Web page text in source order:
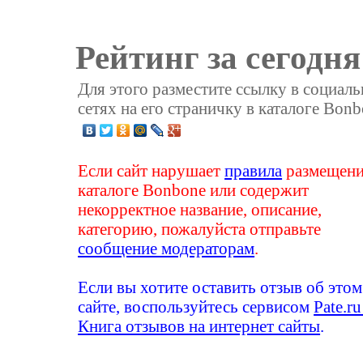
Рейтинг за
Для этого разместите ссылку в
сетях на его страничку в каталоге
Если сайт нарушаетправила
каталоге Bonbone или содержит
некорректное название, описание,
категорию, пожалуйста отправьте
сообщение модераторам
Если вы хотите оставить отзыв об этом
сайте, воспользуйтесь сервисом
Книга отзывов на интернет сайты